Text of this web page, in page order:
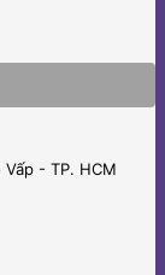
- TP. HCM